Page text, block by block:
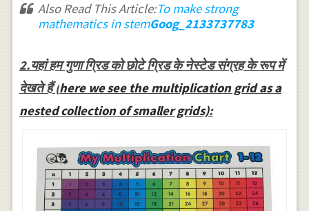
Also Read This Article:To make strong
mathematics in stemGoog_2133737783
2.यहां हम गुणा ग्रिड को छोटे ग्रिड के नेस्टेड संग्रह के रूप में
देखते हैं (here we see the multiplication grid as a
nested collection of smaller grids):